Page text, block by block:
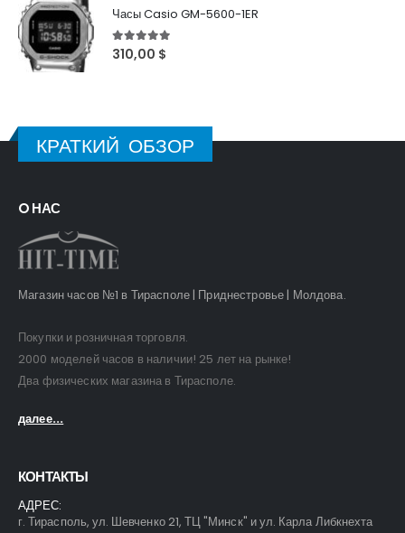
Часы Casio GM-5600-1ER
5out of 5
310,00 $
КРАТКИЙ ОБЗОР
O НАС
Магазин часов №1 в Тирасполе | Приднестровье | Молдова.
Покупки и розничная торговля.
2000 моделей часов в наличии! 25 лет на рынке!
Два физических магазина в Тирасполе.
далее...
КОНТАКТЫ
АДРЕС:
г. Тирасполь, ул. Шевченко 21, ТЦ "Минск" и ул. Карла Либкнехта